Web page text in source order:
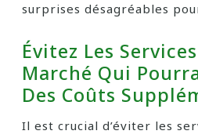
surprises désagréables
Évitez Les
Marché Qui
Des Coûts
Il est crucial d’éviter les